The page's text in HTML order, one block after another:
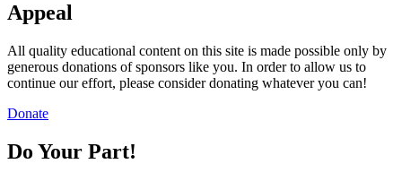
Appeal
All quality educational content on this site is made possible only by
generous donations of sponsors like you. In order to allow us to
continue our effort, please consider donating whatever you can!
Donate
Do Your Part!